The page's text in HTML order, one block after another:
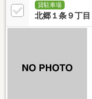
貸駐車場
北郷１条９丁目